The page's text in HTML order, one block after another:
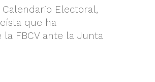
Electoral,
que ha
FBCV ante la Junta